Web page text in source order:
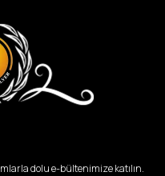
dolu e-bültenimize katılın.